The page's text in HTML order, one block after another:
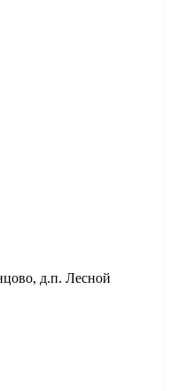
д.п. Лесной